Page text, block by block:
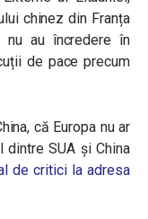
chinez din Franța
nu au încredere în
de pace precum
că Europa nu ar
SUA și China
de critici la adresa